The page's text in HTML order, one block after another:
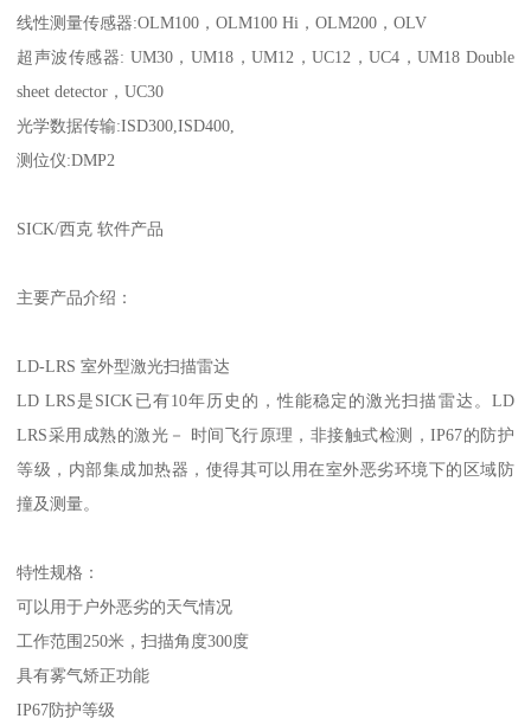
线性测量传感器:OLM100，OLM100 Hi，OLM200，OLV
超声波传感器: UM30，UM18，UM12，UC12，UC4，UM18 Double
sheet detector，UC30
光学数据传输:ISD300,ISD400,
测位仪:DMP2
SICK/西克 软件产品
主要产品介绍：
LD-LRS 室外型激光扫描雷达
LD LRS是SICK已有10年历史的，性能稳定的激光扫描雷达。LD
LRS采用成熟的激光－ 时间飞行原理，非接触式检测，IP67的防护
等级，内部集成加热器，使得其可以用在室外恶劣环境下的区域防
撞及测量。
特性规格：
可以用于户外恶劣的天气情况
工作范围250米，扫描角度300度
具有雾气矫正功能
IP67防护等级